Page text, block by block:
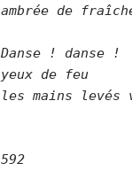
ambrée de
Danse !
yeux de feu
les mains
592